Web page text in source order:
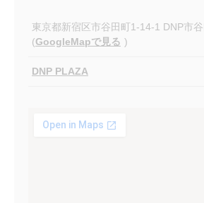
東京都新宿区市谷田町1-14-1 DNP市
(GoogleMapで見る )
DNP PLAZA